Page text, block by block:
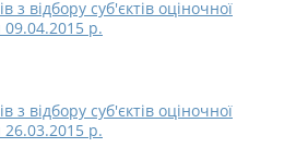
з відбору суб'єктів оціночної
09.04.2015 р.
з відбору суб'єктів оціночної
26.03.2015 р.